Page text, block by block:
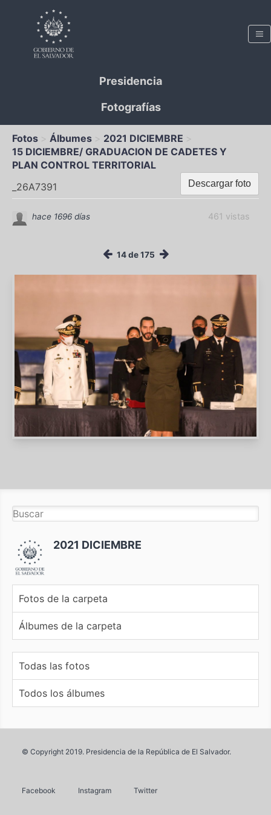
Presidencia
Fotografías
Fotos Álbumes
2021 DICIEMBRE
15 DICIEMBRE/ GRADUACION DE CADETES Y
PLAN CONTROL TERRITORIAL
Descargar foto
_26A7391
461 vistas
hace 1696 días
14 de 175
2021 DICIEMBRE
Fotos de la carpeta
Álbumes de la carpeta
Todas las fotos
Todos los álbumes
© Copyright 2019. Presidencia de la República de El Salvador.
Facebook Instagram Twitter